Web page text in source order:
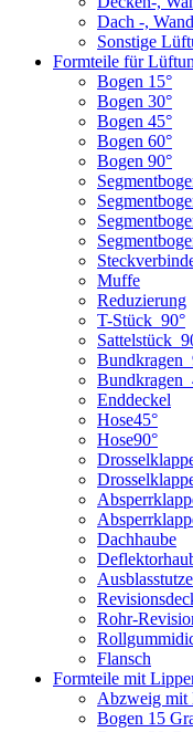
Dach -,
Sonstige
Formteile für
Bogen 15°
Bogen 30°
Bogen 45°
Bogen 60°
Bogen 90°
Muffe
Reduzierung
T-Stück_90°
Enddeckel
Hose45°
Hose90°
Dachhaube
Rohr-
Flansch
Formteile mit
Abzweig mit
Bogen 15